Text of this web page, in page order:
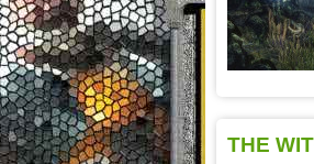
THE